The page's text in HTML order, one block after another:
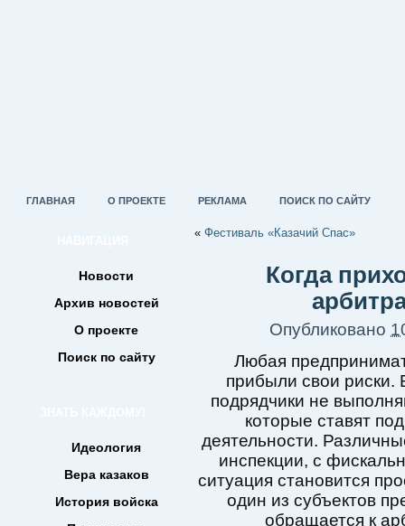
ГЛАВНАЯ О ПРОЕКТЕ РЕКЛАМА ПОИСК ПО САЙТУ
Новости
Архив новостей
О проекте
Поиск по сайту
Идеология
Вера казаков
История войска
« Фестиваль «Казачий Спас»
Когда
Опубликовано
Любая
прибыли свои риски.
подрядчики не
которые ставят
деятельности.
инспекции, с
ситуация становится
один из субъектов
обращается к